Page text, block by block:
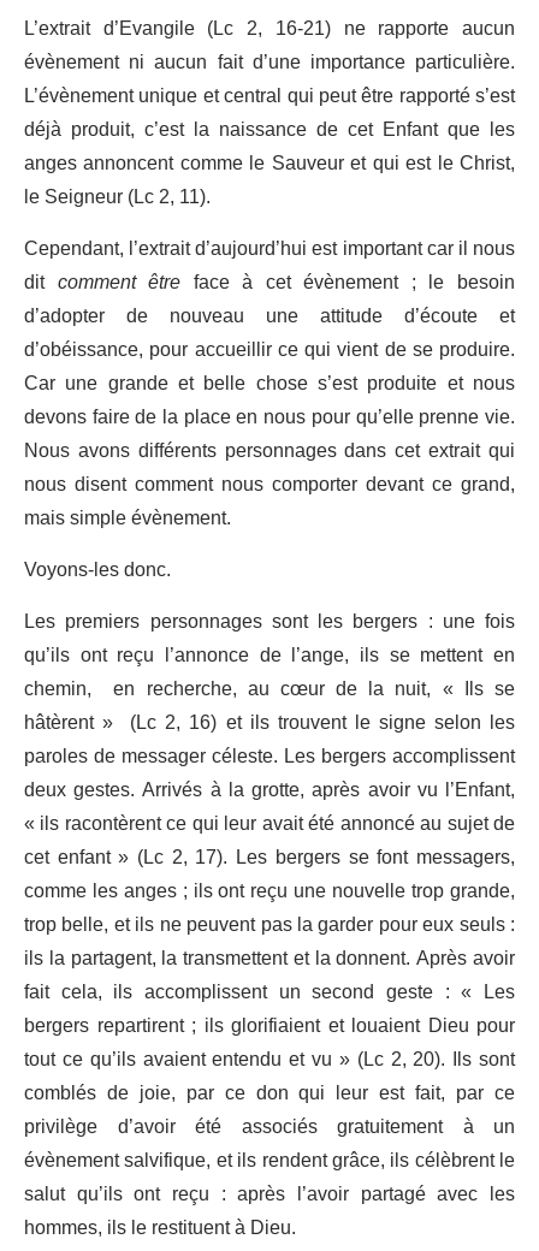
L’extrait d’Evangile (Lc 2, 16-21) ne rapporte aucun
évènement ni aucun fait d’une importance particulière.
L’évènement unique et central qui peut être rapporté s’est
déjà produit, c’est la naissance de cet Enfant que les
anges annoncent comme le Sauveur et qui est le Christ,
le Seigneur (Lc 2, 11).
Cependant, l’extrait d’aujourd’hui est important car il nous
dit comment être face à cet évènement ; le besoin
d’adopter de nouveau une attitude d’écoute et
d’obéissance, pour accueillir ce qui vient de se produire.
Car une grande et belle chose s’est produite et nous
devons faire de la place en nous pour qu’elle prenne vie.
Nous avons différents personnages dans cet extrait qui
nous disent comment nous comporter devant ce grand,
mais simple évènement.
Voyons-les donc.
Les premiers personnages sont les bergers : une fois
qu’ils ont reçu l’annonce de l’ange, ils se mettent en
chemin, en recherche, au cœur de la nuit, « Ils se
hâtèrent » (Lc 2, 16) et ils trouvent le signe selon les
paroles de messager céleste. Les bergers accomplissent
deux gestes. Arrivés à la grotte, après avoir vu l’Enfant,
« ils racontèrent ce qui leur avait été annoncé au sujet de
cet enfant » (Lc 2, 17). Les bergers se font messagers,
comme les anges ; ils ont reçu une nouvelle trop grande,
trop belle, et ils ne peuvent pas la garder pour eux seuls :
ils la partagent, la transmettent et la donnent. Après avoir
fait cela, ils accomplissent un second geste : « Les
bergers repartirent ; ils glorifiaient et louaient Dieu pour
tout ce qu’ils avaient entendu et vu » (Lc 2, 20). Ils sont
comblés de joie, par ce don qui leur est fait, par ce
privilège d’avoir été associés gratuitement à un
évènement salvifique, et ils rendent grâce, ils célèbrent le
salut qu’ils ont reçu : après l’avoir partagé avec les
hommes, ils le restituent à Dieu.